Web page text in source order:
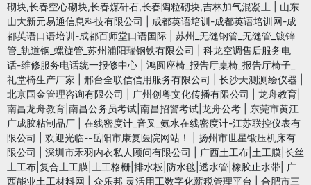
砌块,长春空心砌块,长春煤矸石,长春陶粒砌块,吉林加气混凝土
山东
山大新元易通信息科技有限公司
成都英语培训-成都英语培训网-成
都英语口语培训-成都百师堂口语国际
苏州_无缝钢管_无缝管_镀锌
管_轨道钢_螺旋管_苏州浦阳瑞钢铁有限公司
科龙空调售后服务电
话-维修服务电话统一报修中心
鸿圆座椅_报告厅桌椅_报告厅椅子_
礼堂椅生产厂家
邢台全联信信用服务有限公司 长沙天测测绘仪器
北京国金管理咨询有限公司
广州创粤文化传播有限公司
龙舟教育|
南昌龙舟教育|南昌公务员考试|南昌招警考试|龙舟公考
东莞市黄江
广成胶粘制品厂
在线密度计_音叉_氨水在线密度计-江苏联控仪表有
限公司
欢迎光临--岳阳市康复医院网站！
扬州市世星锻压机床有
限公司
深圳市禾羽内衣私人顾问有限公司
广西土工布|土工膜|长丝
土工布|复合土工膜|土工格栅|排水板|防水毯|透水管|橡胶止水带| 广
西能业土工材料网
众乐邦 灵活用工数字化薪税管理平台
合肥市三